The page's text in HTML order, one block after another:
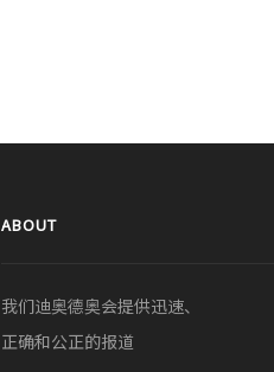
ABOUT
我们迪奥德奥会提供迅速、
正确和公正的报道